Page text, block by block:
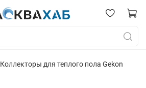
Коллекторы для теплого пола Gekon